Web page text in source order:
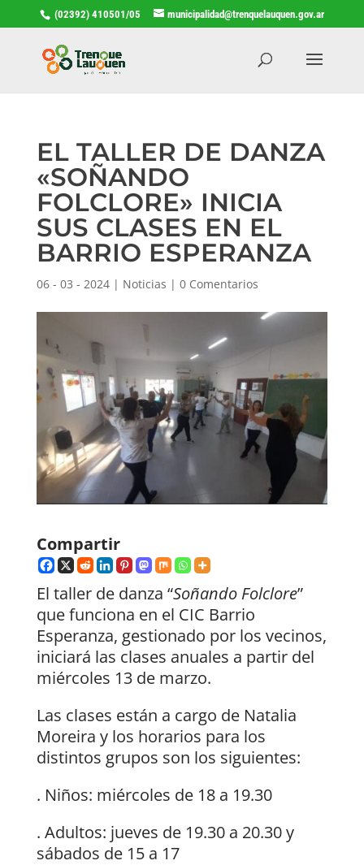
(02392) 410501/05 municipalidad@trenquelauquen.gov.ar
EL TALLER DE DANZA
«SOÑANDO
FOLCLORE» INICIA
SUS CLASES EN EL
BARRIO ESPERANZA
06 - 03 - 2024| Noticias | 0 Comentarios
Compartir
El taller de danza “Soñando Folclore”
que funciona en el CIC Barrio
Esperanza, gestionado por los vecinos,
iniciará las clases anuales a partir del
miércoles 13 de marzo.
Las clases están a cargo de Natalia
Moreira y los horarios para los
distintos grupos son los siguientes:
. Niños: miércoles de 18 a 19.30
. Adultos: jueves de 19.30 a 20.30 y
sábados de 15 a 17